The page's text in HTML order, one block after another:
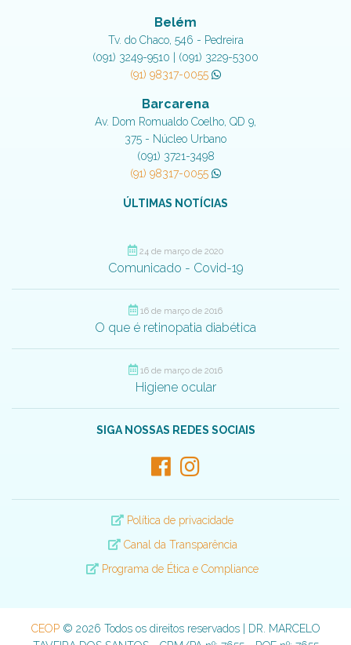
Belém
Tv. do Chaco, 546 - Pedreira
(091) 3249-9510 | (091) 3229-5300
(91) 98317-0055
Barcarena
Av. Dom Romualdo Coelho, QD 9,
375 - Núcleo Urbano
(091) 3721-3498
(91) 98317-0055
ÚLTIMAS NOTÍCIAS
24 de março de 2020
Comunicado - Covid-19
16 de março de 2016
O que é retinopatia diabética
16 de março de 2016
Higiene ocular
SIGA NOSSAS REDES SOCIAIS
Política de privacidade
Canal da Transparência
Programa de Ética e Compliance
CEOP© 2026 Todos os direitos reservados | DR. MARCELO